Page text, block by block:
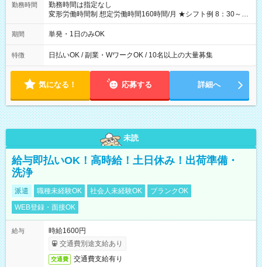
勤務時間
勤務時間は指定なし
変形労働時間制 想定労働時間160時間/月 ★シフト例 8：30～
19：00
期間 単発・1日のみOK
特徴 日払いOK / 副業・WワークOK / 10名以上の大量募集
気になる！ 応募する 詳細へ
未読
給与即払いOK！高時給！土日休み！出荷準備・
洗浄
派遣 職種未経験OK 社会人未経験OK
ブランクOK
WEB登録・面接OK
給与
時給1600円
交通費別途支給あり
交通費 交通費支給有り